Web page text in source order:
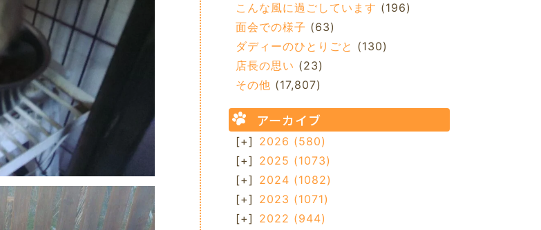
こんな風に過ごしています (196)
面会での様子 (63)
ダディーのひとりごと (130)
店長の思い (23)
その他 (17,807)
アーカイブ
[+] 2026 (580)
[+] 2025 (1073)
[+] 2024 (1082)
[+] 2023 (1071)
[+] 2022 (944)